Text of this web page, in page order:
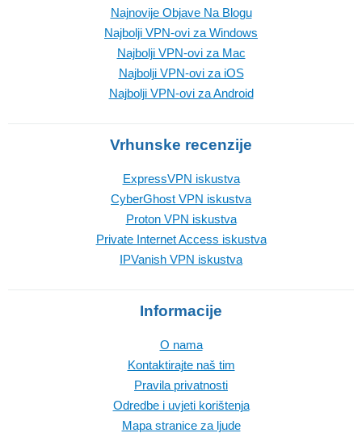
Najnovije Objave Na Blogu
Najbolji VPN-ovi za Windows
Najbolji VPN-ovi za Mac
Najbolji VPN-ovi za iOS
Najbolji VPN-ovi za Android
Vrhunske recenzije
ExpressVPN iskustva
CyberGhost VPN iskustva
Proton VPN iskustva
Private Internet Access iskustva
IPVanish VPN iskustva
Informacije
O nama
Kontaktirajte naš tim
Pravila privatnosti
Odredbe i uvjeti korištenja
Mapa stranice za ljude